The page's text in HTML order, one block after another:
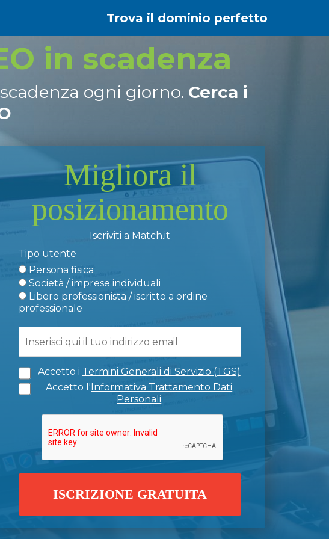
Trova il dominio perfetto
in scadenza
ogni giorno. Cerca i
Migliora il
posizionamento
Iscriviti a Match.it
Tipo utente
Persona fisica
Società / imprese individuali
Libero professionista / iscritto a ordine
professionale
Accetto i Termini Generali di Servizio (TGS)
Accetto l'Informativa Trattamento Dati
Personali